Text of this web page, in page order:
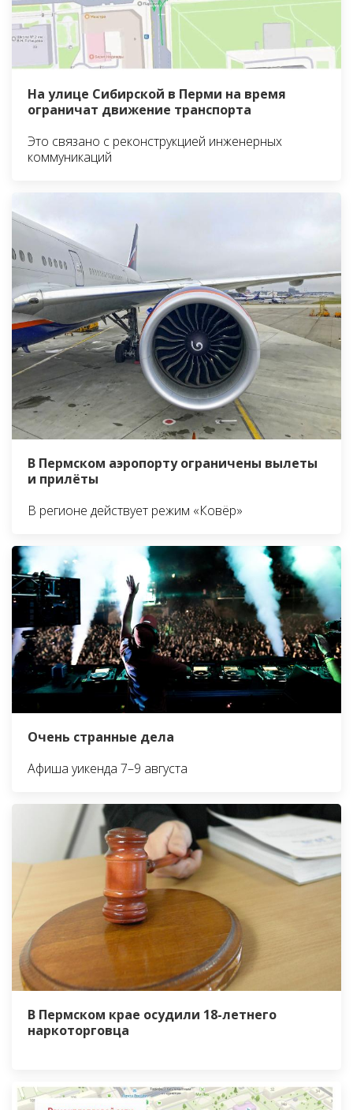
На улице Сибирской в Перми на время
ограничат движение транспорта
Это связано с реконструкцией инженерных
коммуникаций
В Пермском аэропорту ограничены вылеты
и прилёты
В регионе действует режим «Ковёр»
Очень странные дела
Афиша уикенда 7–9 августа
В Пермском крае осудили 18-летнего
наркоторговца